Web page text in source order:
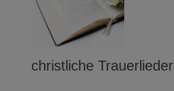
christliche Trauerlieder